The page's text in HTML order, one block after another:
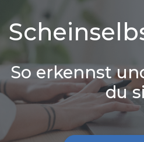
So erkennst
du